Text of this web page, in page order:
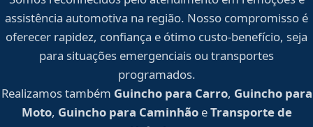
assistência automotiva na região. Nosso compromisso é
oferecer rapidez, confiança e ótimo custo-benefício, seja
para situações emergenciais ou transportes
programados.
Realizamos também Guincho para Carro, Guincho para
Moto, Guincho para CaminhãoeTransporte de